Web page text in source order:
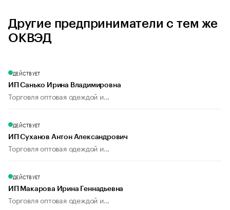
Другие предприниматели с тем же
ОКВЭД
ДЕЙСТВУЕТ
ИП Санько Ирина Владимировна
Торговля оптовая одеждой и...
ДЕЙСТВУЕТ
ИП Суханов Антон Александрович
Торговля оптовая одеждой и...
ДЕЙСТВУЕТ
ИП Макарова Ирина Геннадьевна
Торговля оптовая одеждой и...